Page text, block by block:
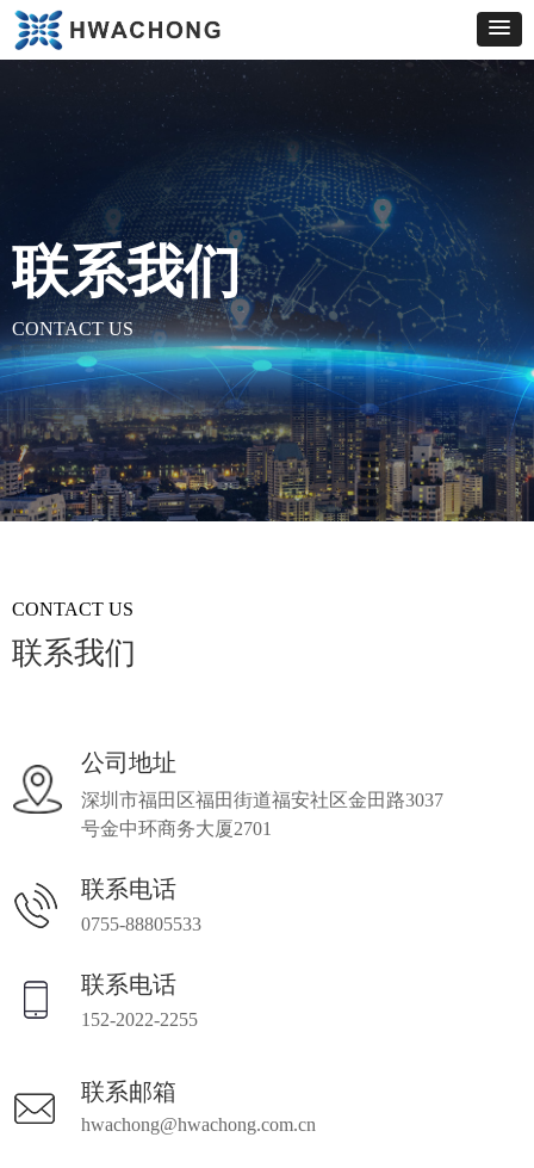
联系我们
CONTACT US
联系电话
0755-88805533
公司地址
深圳市福田区福田街道福安社区金田路3037
号金中环商务大厦2701
联系邮箱
hwachong@hwachong.com.cn
联系电话
152-2022-2255
CONTACT US
联系我们